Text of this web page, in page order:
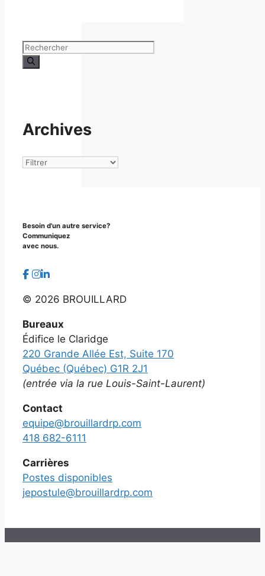
Rechercher :
Archives
Archives
Besoin d'un autre service?
Communiquez
avec nous.
© 2026 BROUILLARD
Bureaux
Édifice le Claridge
220 Grande Allée Est, Suite 170
Québec (Québec) G1R 2J1
(entrée via la rue Louis-Saint-Laurent)
Contact
equipe@brouillardrp.com
418 682-6111
Carrières
Postes disponibles
jepostule@brouillardrp.com